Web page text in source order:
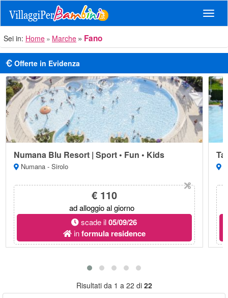
Sei in: Home Marche Fano
Offerte in Evidenza
Numana Blu Resort | Sport • Fun • Kids
Numana - Sirolo
€ 110
ad alloggio al giorno
scade il05/09/26
informula residence
Risultati da 1 a 22 di 22